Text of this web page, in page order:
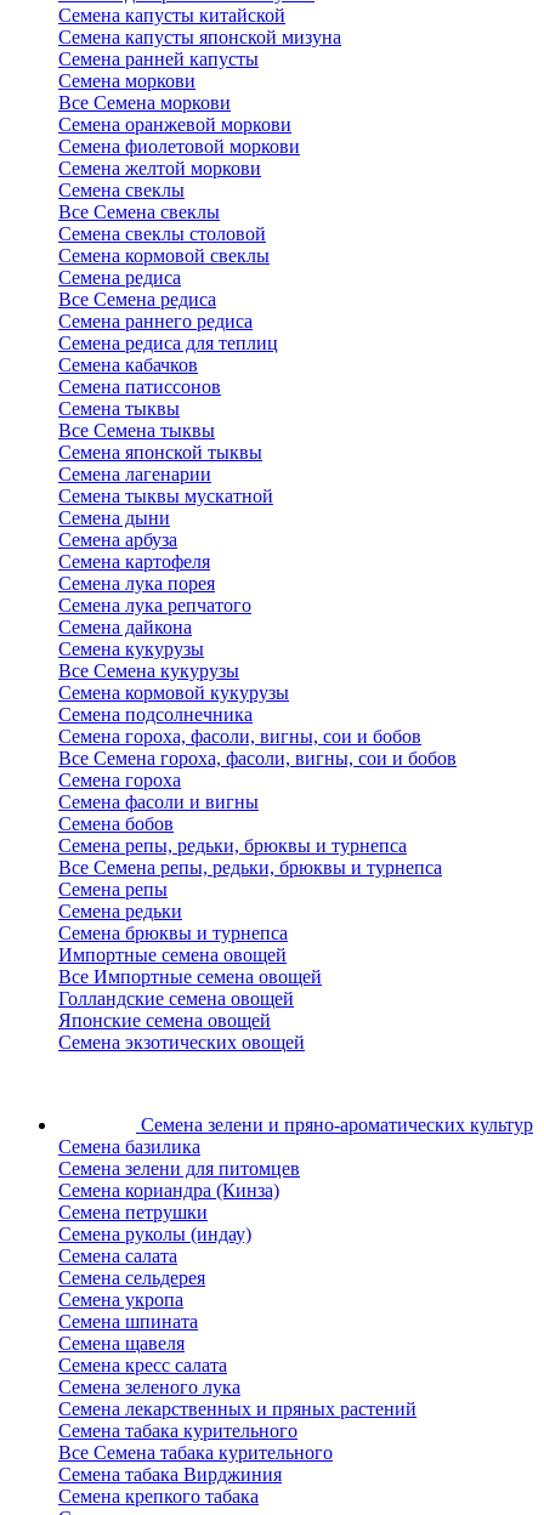
Семена капусты китайской
Семена капусты японской мизуна
Семена ранней капусты
Семена моркови
Все Семена моркови
Семена оранжевой моркови
Семена фиолетовой моркови
Семена желтой моркови
Семена свеклы
Все Семена свеклы
Семена свеклы столовой
Семена кормовой свеклы
Семена редиса
Все Семена редиса
Семена раннего редиса
Семена редиса для теплиц
Семена кабачков
Семена патиссонов
Семена тыквы
Все Семена тыквы
Семена японской тыквы
Семена лагенарии
Семена тыквы мускатной
Семена дыни
Семена арбуза
Семена картофеля
Семена лука порея
Семена лука репчатого
Семена дайкона
Семена кукурузы
Все Семена кукурузы
Семена кормовой кукурузы
Семена подсолнечника
Семена гороха, фасоли, вигны, сои и бобов
Все Семена гороха, фасоли, вигны, сои и бобов
Семена гороха
Семена фасоли и вигны
Семена бобов
Семена репы, редьки, брюквы и турнепса
Все Семена репы, редьки, брюквы и турнепса
Семена репы
Семена редьки
Семена брюквы и турнепса
Импортные семена овощей
Все Импортные семена овощей
Голландские семена овощей
Японские семена овощей
Семена экзотических овощей
Семена зелени и пряно-ароматических культур
Семена базилика
Семена зелени для питомцев
Семена кориандра (Кинза)
Семена петрушки
Семена руколы (индау)
Семена салата
Семена сельдерея
Семена укропа
Семена шпината
Семена щавеля
Семена кресс салата
Семена зеленого лука
Семена лекарственных и пряных растений
Семена табака курительного
Все Семена табака курительного
Семена табака Вирджиния
Семена крепкого табака